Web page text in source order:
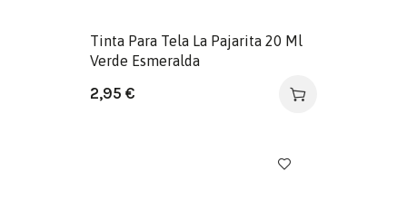
Tinta Para Tela La Pajarita 20 Ml
Verde Esmeralda
2,95 €